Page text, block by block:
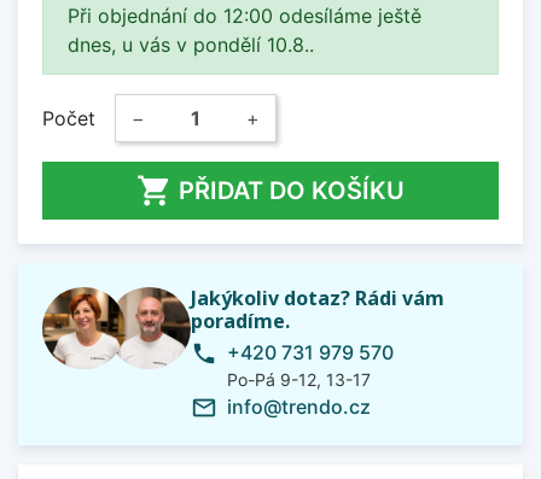
Při objednání do 12:00 odesíláme ještě
dnes, u vás v pondělí 10.8..
Počet − +
 PŘIDAT DO KOŠÍKU
Jakýkoliv dotaz? Rádi vám
poradíme.
phone +420 731 979 570
Po-Pá 9-12, 13-17
mail_outline info@trendo.cz